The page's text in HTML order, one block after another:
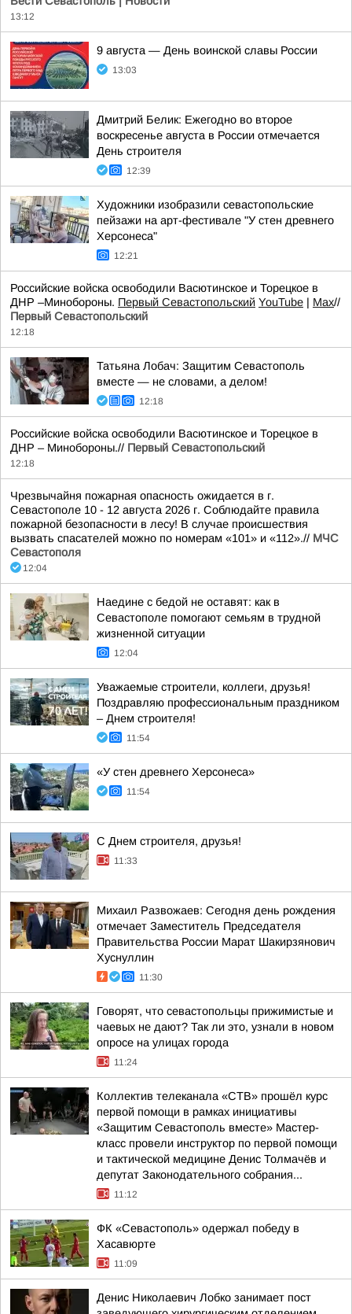
13:12
9 августа — День воинской славы России
13:03
Дмитрий Белик: Ежегодно во второе
воскресенье августа в России отмечается
День строителя
12:39
Художники изобразили севастопольские
пейзажи на арт-фестивале "У стен древнего
Херсонеса"
12:21
Российские войска освободили Васютинское и Торецкое в
ДНР –Минобороны. Первый Севастопольский YouTube | Max//
Первый Севастопольский
12:18
Татьяна Лобач: Защитим Севастополь
вместе — не словами, а делом!
12:18
Российские войска освободили Васютинское и Торецкое в
ДНР – Минобороны.// Первый Севастопольский
12:18
Чрезвычайня пожарная опасность ожидается в г.
Севастополе 10 - 12 августа 2026 г. Соблюдайте правила
пожарной безопасности в лесу! В случае происшествия
вызвать спасателей можно по номерам «101» и «112».// МЧС
Севастополя
12:04
Наедине с бедой не оставят: как в
Севастополе помогают семьям в трудной
жизненной ситуации
12:04
Уважаемые строители, коллеги, друзья!
Поздравляю профессиональным праздником
– Днем строителя!
11:54
«У стен древнего Херсонеса»
11:54
С Днем строителя, друзья!
11:33
Михаил Развожаев: Сегодня день рождения
отмечает Заместитель Председателя
Правительства России Марат Шакирзянович
Хуснуллин
11:30
Говорят, что севастопольцы прижимистые и
чаевых не дают? Так ли это, узнали в новом
опросе на улицах города
11:24
Коллектив телеканала «СТВ» прошёл курс
первой помощи в рамках инициативы
«Защитим Севастополь вместе» Мастер-
класс провели инструктор по первой помощи
и тактической медицине Денис Толмачёв и
депутат Законодательного собрания...
11:12
ФК «Севастополь» одержал победу в
Хасавюрте
11:09
Денис Николаевич Лобко занимает пост